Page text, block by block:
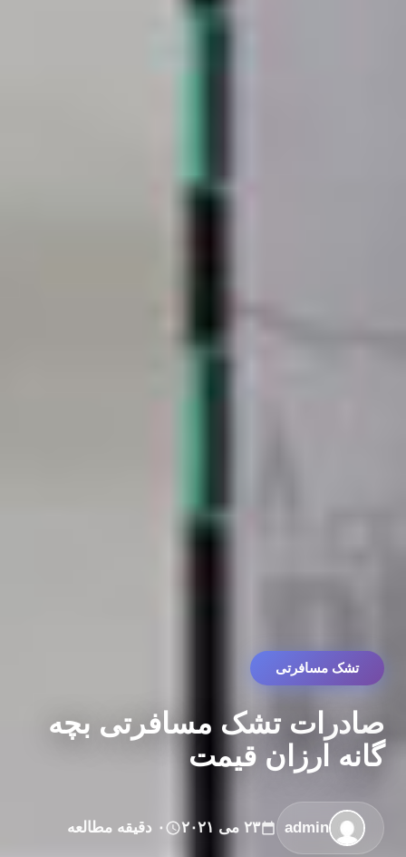
تشک مسافرتی
صادرات تشک مسافرتی بچه
گانه ارزان قیمت
admin ۲۳ می ۲۰۲۱ ۰ دقیقه مطالعه